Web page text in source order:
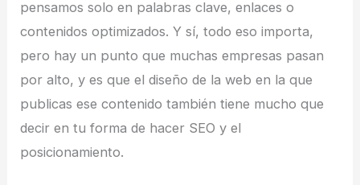
pensamos solo en palabras clave, enlaces o
contenidos optimizados. Y sí, todo eso importa,
pero hay un punto que muchas empresas pasan
por alto, y es que el diseño de la web en la que
publicas ese contenido también tiene mucho que
decir en tu forma de hacer SEO y el
posicionamiento.